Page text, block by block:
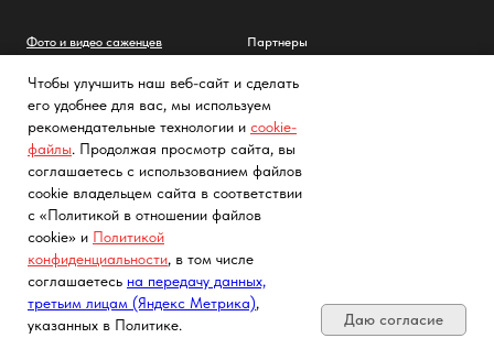
Фото и видео саженцев
Заметки садовода
FAQs
Как выглядят саженцы
Партнеры
Cогласие на обработку
персональных данных с помощью
сервиса «Яндекс.Метрика»
Чтобы улучшить наш веб-сайт и сделать
его удобнее для вас, мы используем
рекомендательные технологии и cookie-
файлы. Продолжая просмотр сайта, вы
соглашаетесь с использованием файлов
cookie владельцем сайта в соответствии
с «Политикой в отношении файлов
cookie» и Политикой
конфиденциальности, в том числе
соглашаетесь на передачу данных,
третьим лицам (Яндекс Метрика),
указанных в Политике.
Даю согласие